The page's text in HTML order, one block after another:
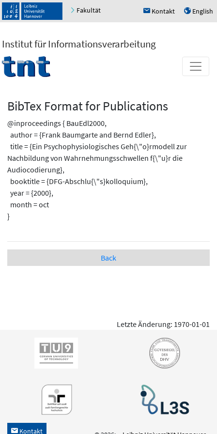
Fakultät h Kontakt u English
Institut für Informationsverarbeitung
BibTex Format for Publications
@inproceedings { BauEdl2000,
author = {Frank Baumgarte and Bernd Edler},
title = {Ein Psychophysiologisches Geh{\"o}rmodell zur
Nachbildung von Wahrnehmungsschwellen f{\"u}r die
Audiocodierung},
booktitle = {DFG-Abschlu{\"s}kolloquium},
year = {2000},
month = oct
}
Back
Letzte Änderung: 1970-01-01
h Kontakt